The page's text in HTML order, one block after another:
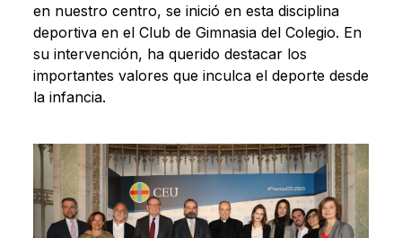
en nuestro centro, se inició en esta disciplina
deportiva en el Club de Gimnasia del Colegio. En
su intervención, ha querido destacar los
importantes valores que inculca el deporte desde
la infancia.